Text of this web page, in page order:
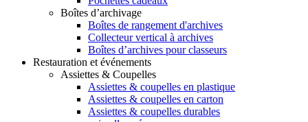
Boîtes d’archivage
Boîtes de rangement d'archives
Collecteur vertical à archives
Boîtes d’archives pour classeurs
Restauration et événements
Assiettes & Coupelles
Assiettes & coupelles en plastique
Assiettes & coupelles en carton
Assiettes & coupelles durables